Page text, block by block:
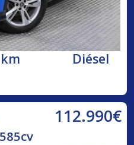
Diésel
112.990€